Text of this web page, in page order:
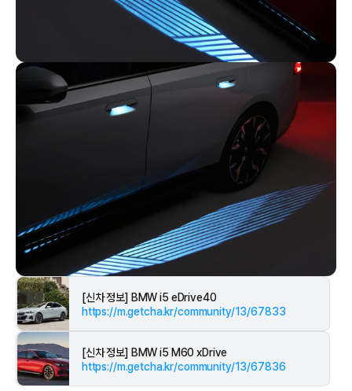
[신차 정보] BMW i5 eDrive40
https://m.getcha.kr/community/13/67833
[신차 정보] BMW i5 M60 xDrive
https://m.getcha.kr/community/13/67836